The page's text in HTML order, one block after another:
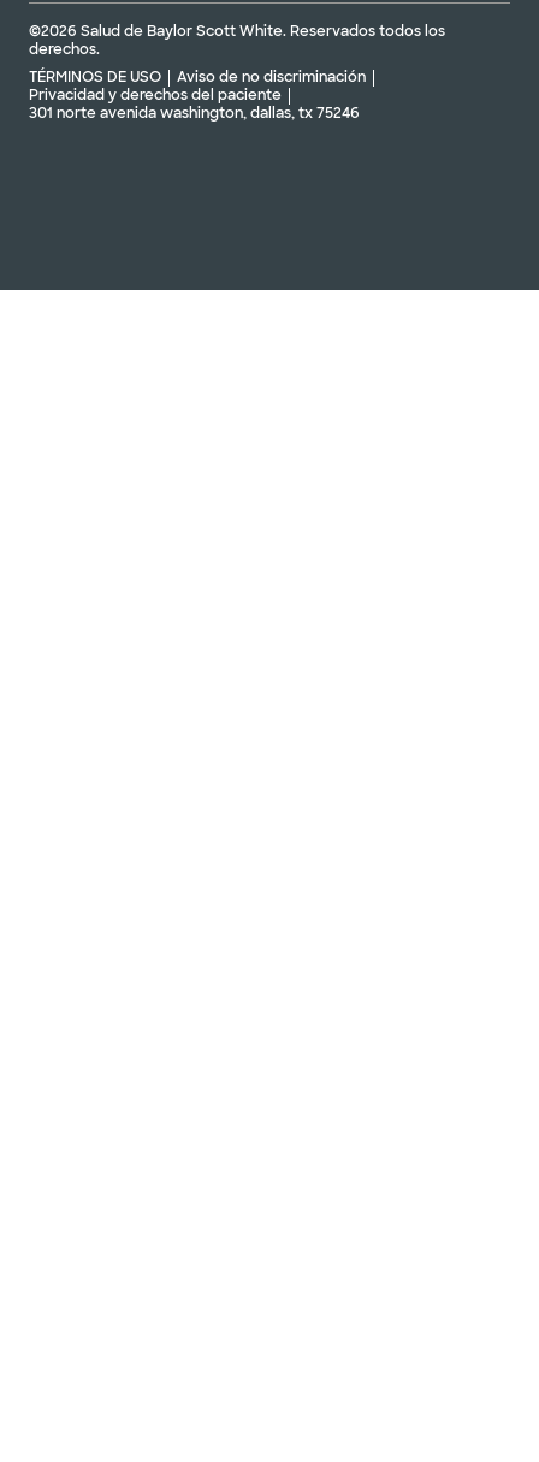
©2026 Salud de Baylor Scott White. Reservados todos los
derechos.
TÉRMINOS DE USO
Aviso de no discriminación
Privacidad y derechos del paciente
301 norte avenida washington, dallas, tx 75246